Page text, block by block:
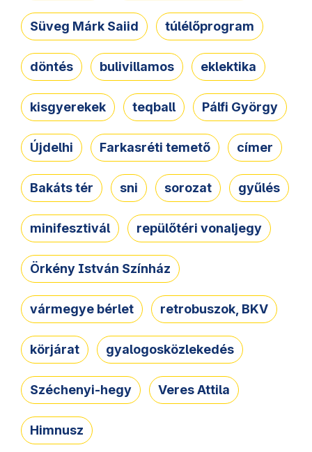
Süveg Márk Saiid túlélőprogram
döntés bulivillamos eklektika
kisgyerekek teqball Pálfi György
Újdelhi Farkasréti temető címer
Bakáts tér sni sorozat gyűlés
minifesztivál repülőtéri vonaljegy
Örkény István Színház
vármegye bérlet retrobuszok, BKV
körjárat gyalogosközlekedés
Széchenyi-hegy Veres Attila
Himnusz